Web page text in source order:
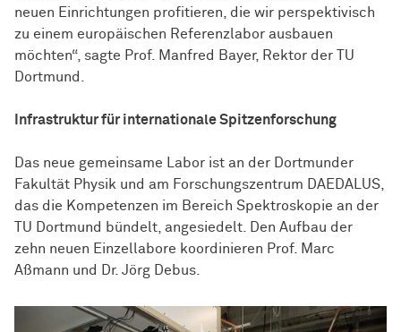
neuen Einrichtungen profitieren, die wir perspektivisch
zu einem europäischen Referenzlabor ausbauen
möchten“, sagte Prof. Manfred Bayer, Rektor der TU
Dortmund.
Infrastruktur für internationale Spitzenforschung
Das neue gemeinsame Labor ist an der Dortmunder
Fakultät Physik und am Forschungszentrum DAEDALUS,
das die Kompetenzen im Bereich Spektroskopie an der
TU Dortmund bündelt, angesiedelt. Den Aufbau der
zehn neuen Einzellabore koordinieren Prof. Marc
Aßmann und Dr. Jörg Debus.